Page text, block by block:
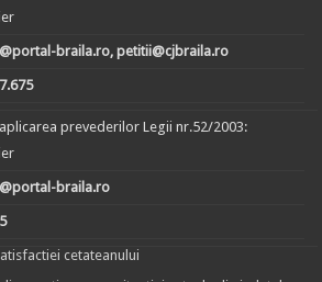
braila.ro, petitii@cjbraila.ro
prevederilor Legii nr.52/2003:
braila.ro
cetateanului